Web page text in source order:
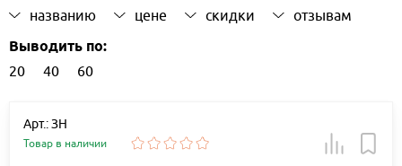
названию цене скидки отзывам
Выводить по:
20 40 60
Арт.: ЗН
Товар в наличии